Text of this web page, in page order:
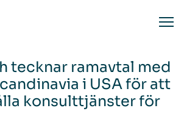
tecknar ramavtal med
i USA för att
konsulttjänster för